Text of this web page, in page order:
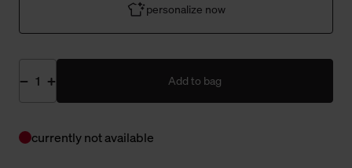
personalize now
Add to bag
currently not available